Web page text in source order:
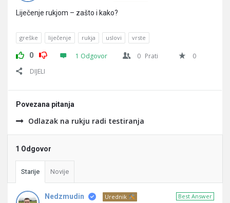
Liječenje rukjom – zašto i kako?
greške liječenje rukja uslovi vrste
0 1 Odgovor 0 Prati
0
DIJELI
Povezana pitanja
Odlazak na rukju radi testiranja
1 Odgovor
Starije Novije
Best Answer
Nedzmudin
Urednik